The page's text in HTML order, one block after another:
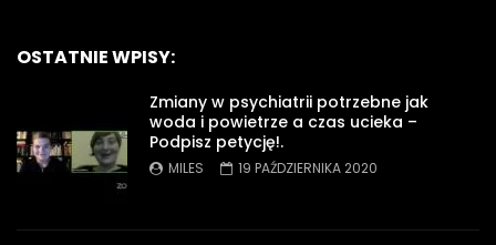
OSTATNIE WPISY:
Zmiany w psychiatrii potrzebne jak
woda i powietrze a czas ucieka –
Podpisz petycję!.
MILES 19 PAŹDZIERNIKA 2020